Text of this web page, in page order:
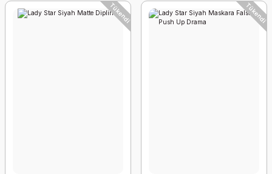
Tükendi Tükendi